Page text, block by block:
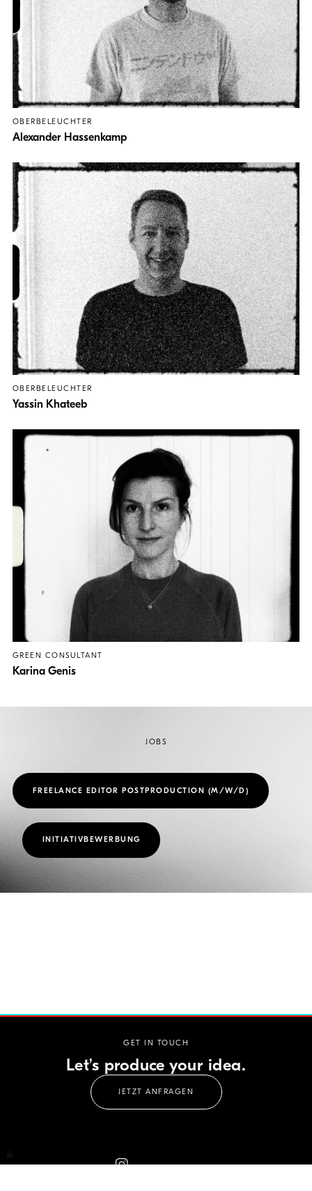
OBERBELEUCHTER
Alexander Hassenkamp
OBERBELEUCHTER
Yassin Khateeb
GREEN CONSULTANT
Karina Genis
JOBS
FREELANCE EDITOR POSTPRODUCTION (M/W/D)
INITIATIVBEWERBUNG
GET IN TOUCH
Let’s produce your idea.
JETZT ANFRAGEN